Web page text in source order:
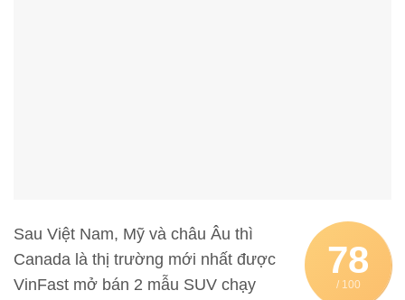
78
/ 100
Sau Việt Nam, Mỹ và châu Âu thì
Canada là thị trường mới nhất được
VinFast mở bán 2 mẫu SUV chạy